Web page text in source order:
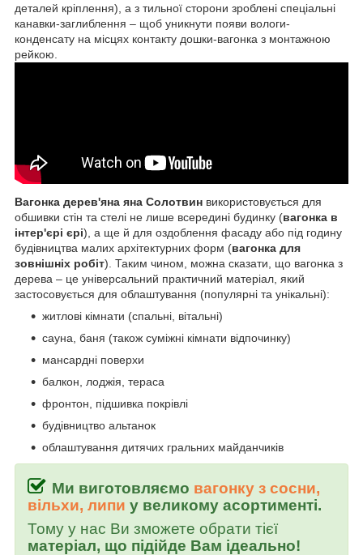
деталей кріплення), а з тильної сторони зроблені спеціальні
канавки-заглиблення – щоб уникнути появи вологи-
конденсату на місцях контакту дошки-вагонка з монтажною
рейкою.
Вагонка дерев'яна яна Солотвин використовується для
обшивки стін та стелі не лише всередині будинку (вагонка в
інтер'єрі єрі), а ще й для оздоблення фасаду або під годину
будівництва малих архітектурних форм (вагонка для
зовнішніх робіт). Таким чином, можна сказати, що вагонка з
дерева – це універсальний практичний матеріал, який
застосовується для облаштування (популярні та унікальні):
житлові кімнати (спальні, вітальні)
сауна, баня (також суміжні кімнати відпочинку)
мансардні поверхи
балкон, лоджія, тераса
фронтон, підшивка покрівлі
будівництво альтанок
облаштування дитячих гральних майданчиків
Ми виготовляємо вагонку з сосни,
вільхи, липи у великому асортименті.
Тому у нас Ви зможете обрати тієї
матеріал, що підійде Вам ідеально!